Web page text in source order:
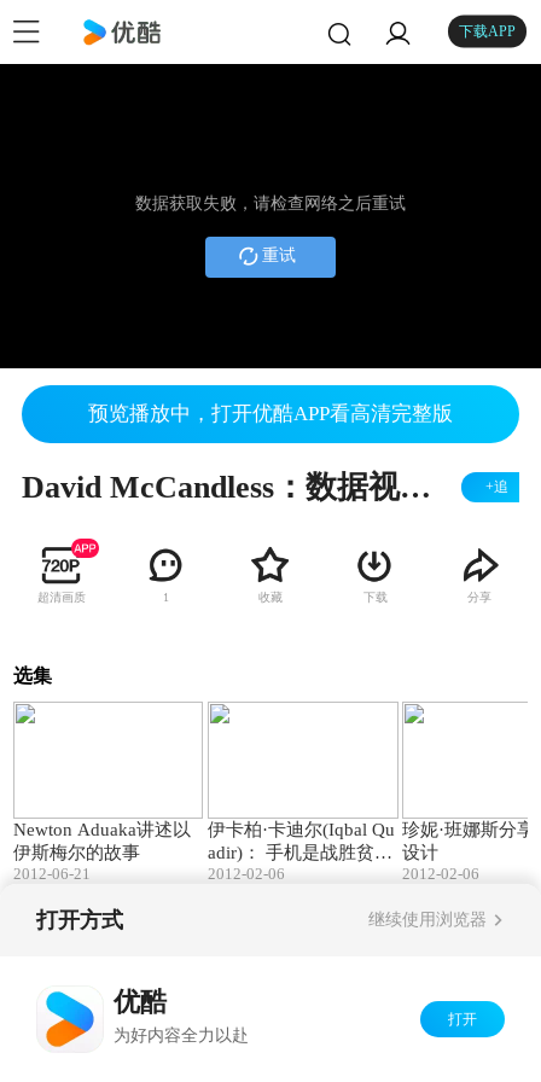
下载APP
数据获取失败，请检查网络之后重试
重试
预览播放中，打开优酷APP看高清完整版
David McCandless：数据视觉化的美丽之处 +追
超清画质 1 收藏 下载 分享
选集
Newton Aduaka讲述以
伊斯梅尔的故事
2012-06-21
伊卡柏·卡迪尔(Iqbal Qu
adir)： 手机是战胜贫穷
的利器
2012-02-06
珍妮·班娜斯分享
设计
2012-02-06
打开方式 继续使用浏览器
优酷
为好内容全力以赴
打开